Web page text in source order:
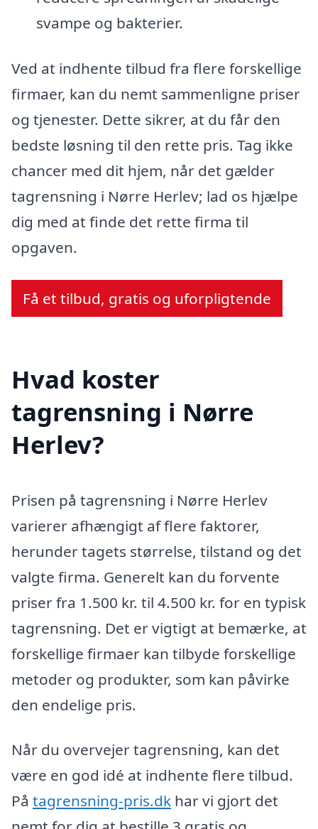
svampe og bakterier.
Ved at indhente tilbud fra flere forskellige
firmaer, kan du nemt sammenligne priser
og tjenester. Dette sikrer, at du får den
bedste løsning til den rette pris. Tag ikke
chancer med dit hjem, når det gælder
tagrensning i Nørre Herlev; lad os hjælpe
dig med at finde det rette firma til
opgaven.
Få et tilbud, gratis og uforpligtende
Hvad koster
tagrensning i Nørre
Herlev?
Prisen på tagrensning i Nørre Herlev
varierer afhængigt af flere faktorer,
herunder tagets størrelse, tilstand og det
valgte firma. Generelt kan du forvente
priser fra 1.500 kr. til 4.500 kr. for en typisk
tagrensning. Det er vigtigt at bemærke, at
forskellige firmaer kan tilbyde forskellige
metoder og produkter, som kan påvirke
den endelige pris.
Når du overvejer tagrensning, kan det
være en god idé at indhente flere tilbud.
På tagrensning-pris.dk har vi gjort det